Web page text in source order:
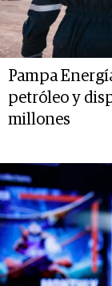
Pampa
petróleo y
millones